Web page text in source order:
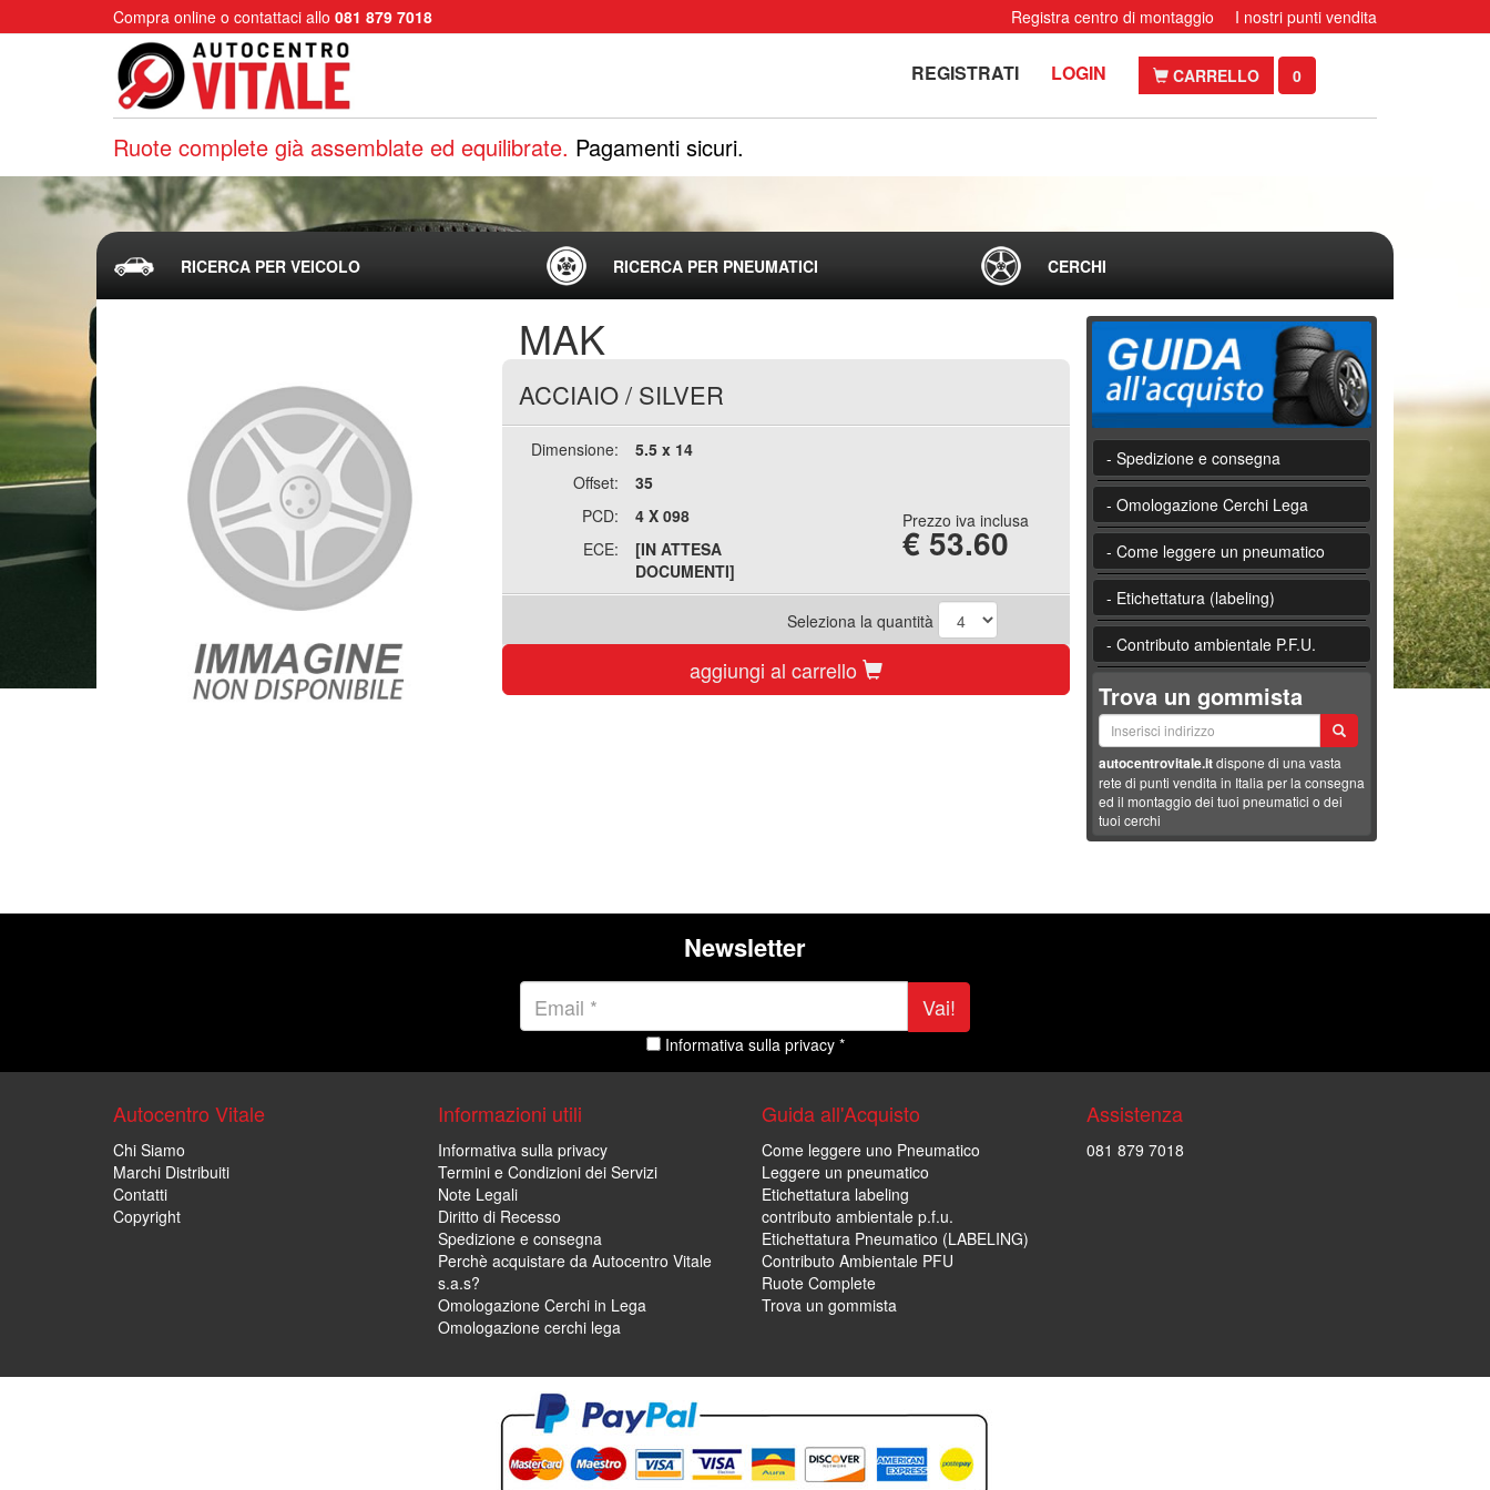
Compra online o contattaci allo 081 879 7018 Registra centro di montaggio I nostri punti vendita
REGISTRATI LOGIN CARRELLO 0
Ruote complete già assemblate ed equilibrate. Pagamenti sicuri.
RICERCA PER VEICOLO RICERCA PER PNEUMATICI CERCHI
MAK
ACCIAIO/ SILVER
Dimensione:
5.5 x 14
Offset:
35
PCD:
4 X 098
ECE:
[IN ATTESA
DOCUMENTI]
Prezzo iva inclusa
€ 53.60
Seleziona la quantità
aggiungi al carrello
- Spedizione e consegna
- Omologazione Cerchi Lega
- Come leggere un pneumatico
- Etichettatura (labeling)
- Contributo ambientale P.F.U.
Trova un gommista
autocentrovitale.itdispone di una vasta
rete di punti vendita in Italia per la consegna
ed il montaggio dei tuoi pneumatici o dei
tuoi cerchi
Newsletter
Vai!
Informativa sulla privacy *
Autocentro Vitale
Chi Siamo
Marchi Distribuiti
Contatti
Copyright
Informazioni utili
Informativa sulla privacy
Termini e Condizioni dei Servizi
Note Legali
Diritto di Recesso
Spedizione e consegna
Perchè acquistare da Autocentro Vitale
s.a.s?
Omologazione Cerchi in Lega
Omologazione cerchi lega
Guida all'Acquisto
Come leggere uno Pneumatico
Leggere un pneumatico
Etichettatura labeling
contributo ambientale p.f.u.
Etichettatura Pneumatico (LABELING)
Contributo Ambientale PFU
Ruote Complete
Trova un gommista
Assistenza
081 879 7018